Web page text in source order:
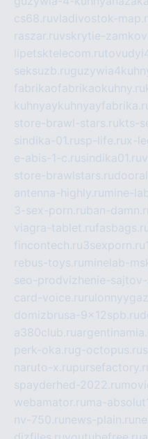
cs68.ruvladivostok-
raszar.ruvskrytie-
lipetsktelecom.ru
seksuzb.ru
fabrikaofabrikaokuhny.ru
store-brawl-stars.rukts-
sindika-01.rusp-life.rux-
e-abis-1-c.rusindika01.ru
store-brawlstars.ru
antenna-highly.ru mine-
3-sex-porn.ruban-
viagra-tablet.ru
fincontech.ru3sexporn.ru
rebus-toys.ru minelab-
seo-prodvizhenie-
card-voice.ru
domizbrusa-9x12spb.ru
a380club.ru
perk-oka.rug-octopus.ru
naruto-x.ru
spayderhed-2022.ru
webamator.ru ma-
nv-750.ru news-plain.ru